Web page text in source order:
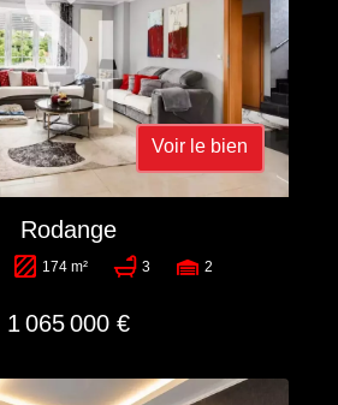
Voir le bien
Rodange
174 m² 3 2
1 065 000 €